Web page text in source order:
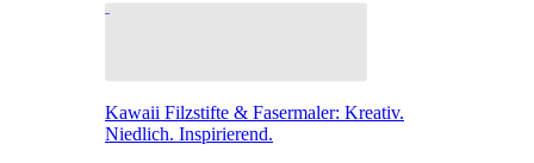
Kawaii Filzstifte & Fasermaler: Kreativ.
Niedlich. Inspirierend.